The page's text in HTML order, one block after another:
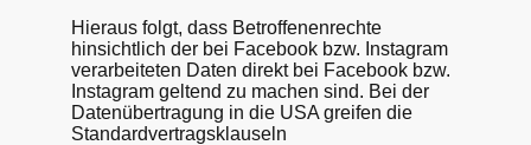
Hieraus folgt, dass Betroffenenrechte
hinsichtlich der bei Facebook bzw. Instagram
verarbeiteten Daten direkt bei Facebook bzw.
Instagram geltend zu machen sind. Bei der
Datenübertragung in die USA greifen die
Standardvertragsklauseln